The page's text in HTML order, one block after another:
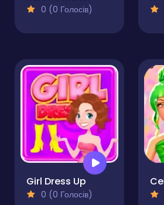
0 (0 Голосів)
Girl Dress Up
0 (0 Голосів)